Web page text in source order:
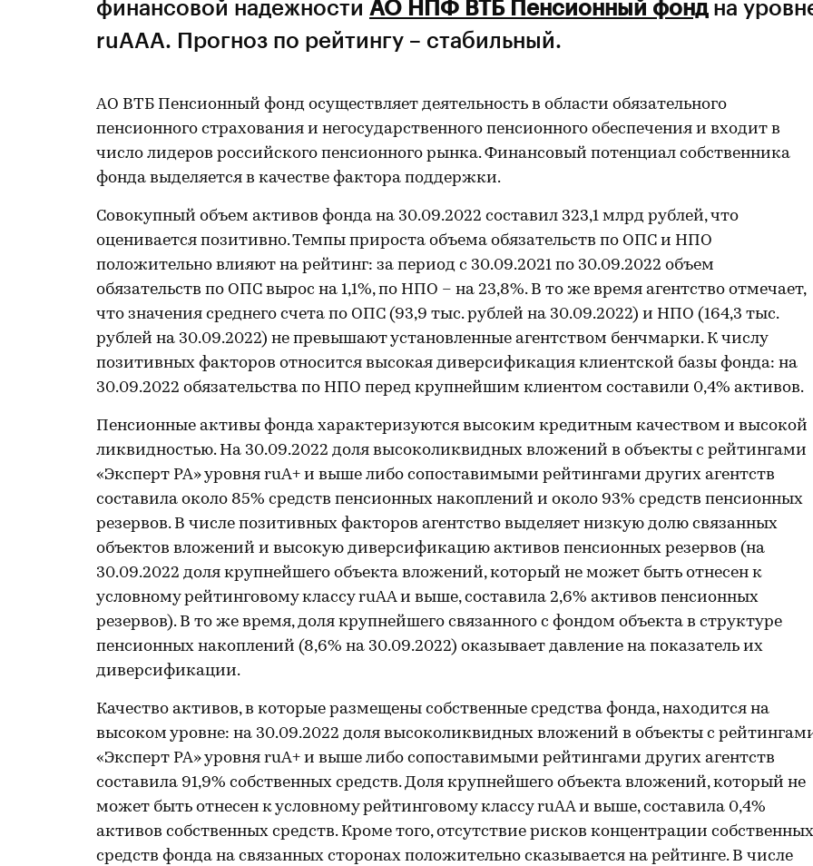
финансовой надежности АО НПФ ВТБ Пенсионный фондна
ruAAА. Прогноз по рейтингу – стабильный.
АО ВТБ Пенсионный фонд осуществляет деятельность в области обязательного
пенсионного страхования и негосударственного пенсионного обеспечения и входит в
число лидеров российского пенсионного рынка. Финансовый потенциал собственника
фонда выделяется в качестве фактора поддержки.
Совокупный объем активов фонда на 30.09.2022 составил 323,1 млрд рублей, что
оценивается позитивно. Темпы прироста объема обязательств по ОПС и НПО
положительно влияют на рейтинг: за период с 30.09.2021 по 30.09.2022 объем
обязательств по ОПС вырос на 1,1%, по НПО – на 23,8%. В то же время агентство отмечает,
что значения среднего счета по ОПС (93,9 тыс. рублей на 30.09.2022) и НПО (164,3 тыс.
рублей на 30.09.2022) не превышают установленные агентством бенчмарки. К числу
позитивных факторов относится высокая диверсификация клиентской базы фонда: на
30.09.2022 обязательства по НПО перед крупнейшим клиентом составили 0,4% активов.
Пенсионные активы фонда характеризуются высоким кредитным качеством и высокой
ликвидностью. На 30.09.2022 доля высоколиквидных вложений в объекты с рейтингами
«Эксперт РА» уровня ruA+ и выше либо сопоставимыми рейтингами других агентств
составила около 85% средств пенсионных накоплений и около 93% средств пенсионных
резервов. В числе позитивных факторов агентство выделяет низкую долю связанных
объектов вложений и высокую диверсификацию активов пенсионных резервов (на
30.09.2022 доля крупнейшего объекта вложений, который не может быть отнесен к
условному рейтинговому классу ruAA и выше, составила 2,6% активов пенсионных
резервов). В то же время, доля крупнейшего связанного с фондом объекта в структуре
пенсионных накоплений (8,6% на 30.09.2022) оказывает давление на показатель их
диверсификации.
Качество активов, в которые размещены собственные средства фонда, находится на
высоком уровне: на 30.09.2022 доля высоколиквидных вложений в объекты с
«Эксперт РА» уровня ruA+ и выше либо сопоставимыми рейтингами других агентств
составила 91,9% собственных средств. Доля крупнейшего объекта вложений, который не
может быть отнесен к условному рейтинговому классу ruAA и выше, составила 0,4%
активов собственных средств. Кроме того, отсутствие рисков концентрации собственных
средств фонда на связанных сторонах положительно сказывается на рейтинге. В числе